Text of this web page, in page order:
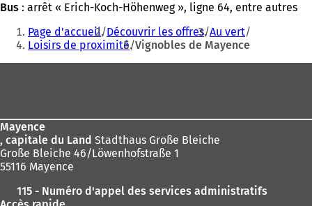
Bus : arrêt « Erich-Koch-Höhenweg », ligne 64, entre autres
Vous
êtes
ici
Page d'accueil Découvrir les offres Au vert
Loisirs de proximité Vignobles de Mayence
Mayence
, capitale du Land Stadthaus Große Bleiche
Große Bleiche 46/Löwenhofstraße 1
55116 Mayence
115 - Numéro d'appel des services administratifs